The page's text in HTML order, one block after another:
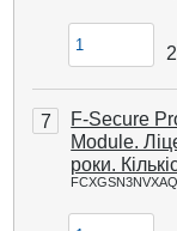
7
F-Secure
Module.
роки.